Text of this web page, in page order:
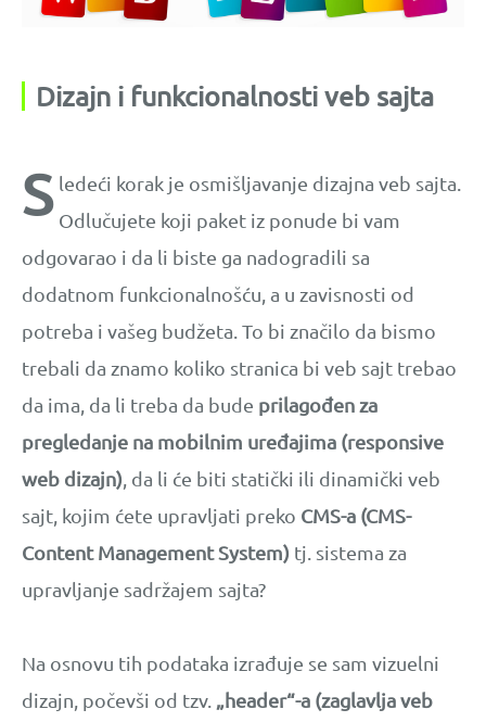
Dizajn i funkcionalnosti veb sajta
S ledeći korak je osmišljavanje dizajna veb sajta.
Odlučujete koji paket iz ponude bi vam
odgovarao i da li biste ga nadogradili sa
dodatnom funkcionalnošću, a u zavisnosti od
potreba i vašeg budžeta. To bi značilo da bismo
trebali da znamo koliko stranica bi veb sajt trebao
da ima, da li treba da bude prilagođen za
pregledanje na mobilnim uređajima (responsive
web dizajn), da li će biti statički ili dinamički veb
sajt, kojim ćete upravljati preko CMS-a (CMS-
Content Management System) tj. sistema za
upravljanje sadržajem sajta?
Na osnovu tih podataka izrađuje se sam vizuelni
dizajn, počevši od tzv. „header“-a (zaglavlja veb